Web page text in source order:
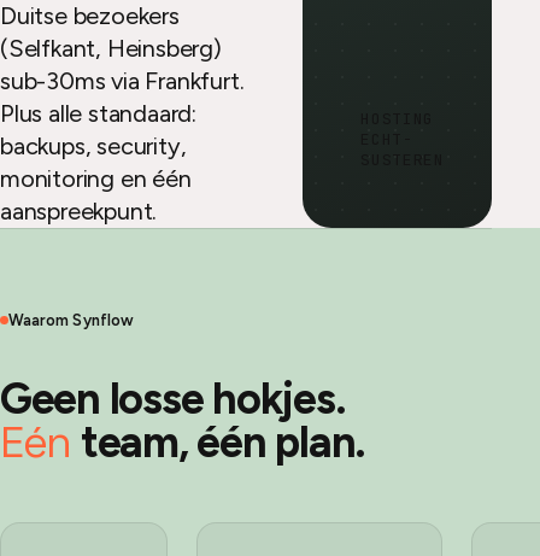
Duitse bezoekers
(Selfkant, Heinsberg)
sub-30ms via Frankfurt.
Plus alle standaard:
backups, security,
monitoring en één
aanspreekpunt.
SUSTEREN
Waarom Synflow
Geen losse hokjes.
Eén team, één plan.